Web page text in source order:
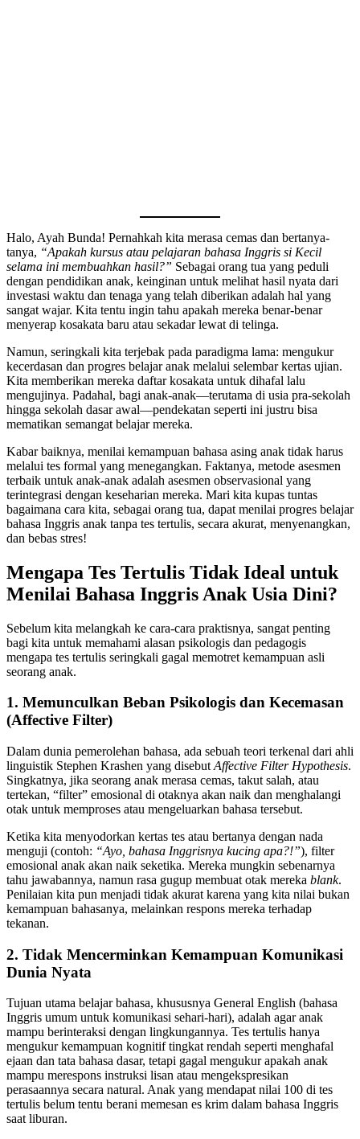
Halo, Ayah Bunda! Pernahkah kita merasa cemas dan bertanya-
tanya, “Apakah kursus atau pelajaran bahasa Inggris si Kecil
selama ini membuahkan hasil?” Sebagai orang tua yang peduli
dengan pendidikan anak, keinginan untuk melihat hasil nyata dari
investasi waktu dan tenaga yang telah diberikan adalah hal yang
sangat wajar. Kita tentu ingin tahu apakah mereka benar-benar
menyerap kosakata baru atau sekadar lewat di telinga.
Namun, seringkali kita terjebak pada paradigma lama: mengukur
kecerdasan dan progres belajar anak melalui selembar kertas ujian.
Kita memberikan mereka daftar kosakata untuk dihafal lalu
mengujinya. Padahal, bagi anak-anak—terutama di usia pra-sekolah
hingga sekolah dasar awal—pendekatan seperti ini justru bisa
mematikan semangat belajar mereka.
Kabar baiknya, menilai kemampuan bahasa asing anak tidak harus
melalui tes formal yang menegangkan. Faktanya, metode asesmen
terbaik untuk anak-anak adalah asesmen observasional yang
terintegrasi dengan keseharian mereka. Mari kita kupas tuntas
bagaimana cara kita, sebagai orang tua, dapat menilai progres belajar
bahasa Inggris anak tanpa tes tertulis, secara akurat, menyenangkan,
dan bebas stres!
Mengapa Tes Tertulis Tidak Ideal untuk
Menilai Bahasa Inggris Anak Usia Dini?
Sebelum kita melangkah ke cara-cara praktisnya, sangat penting
bagi kita untuk memahami alasan psikologis dan pedagogis
mengapa tes tertulis seringkali gagal memotret kemampuan asli
seorang anak.
1. Memunculkan Beban Psikologis dan Kecemasan
(Affective Filter)
Dalam dunia pemerolehan bahasa, ada sebuah teori terkenal dari ahli
linguistik Stephen Krashen yang disebut Affective Filter Hypothesis.
Singkatnya, jika seorang anak merasa cemas, takut salah, atau
tertekan, “filter” emosional di otaknya akan naik dan menghalangi
otak untuk memproses atau mengeluarkan bahasa tersebut.
Ketika kita menyodorkan kertas tes atau bertanya dengan nada
menguji (contoh: “Ayo, bahasa Inggrisnya kucing apa?!”), filter
emosional anak akan naik seketika. Mereka mungkin sebenarnya
tahu jawabannya, namun rasa gugup membuat otak mereka blank.
Penilaian kita pun menjadi tidak akurat karena yang kita nilai bukan
kemampuan bahasanya, melainkan respons mereka terhadap
tekanan.
2. Tidak Mencerminkan Kemampuan Komunikasi
Dunia Nyata
Tujuan utama belajar bahasa, khususnya General English (bahasa
Inggris umum untuk komunikasi sehari-hari), adalah agar anak
mampu berinteraksi dengan lingkungannya. Tes tertulis hanya
mengukur kemampuan kognitif tingkat rendah seperti menghafal
ejaan dan tata bahasa dasar, tetapi gagal mengukur apakah anak
mampu merespons instruksi lisan atau mengekspresikan
perasaannya secara natural. Anak yang mendapat nilai 100 di tes
tertulis belum tentu berani memesan es krim dalam bahasa Inggris
saat liburan.